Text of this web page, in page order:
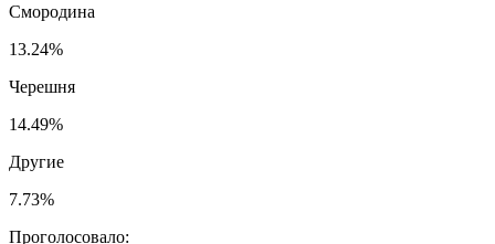
Смородина
13.24%
Черешня
14.49%
Другие
7.73%
Проголосовало: